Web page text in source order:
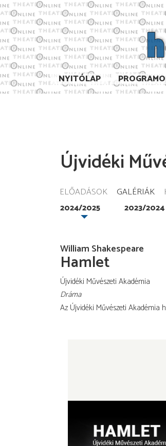
NYITÓLAP
Újvidéki
ELŐADÁSOK GALÉRIÁK
2024/2025 2023/2024
William Shakespeare
Hamlet
Újvidéki Művészeti Akadémia
Dráma
Az Újvidéki Művészeti Akadémia